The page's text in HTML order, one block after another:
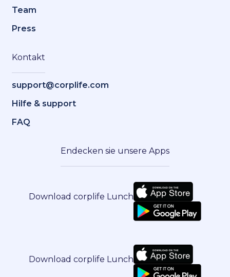
Team
Press
Kontakt
support@corplife.com
Hilfe & support
FAQ
Endecken sie unsere Apps
Download corplife Lunch
Download corplife Lunch